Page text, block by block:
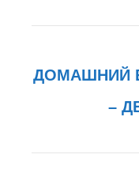
ДОМАШНИЙ
–